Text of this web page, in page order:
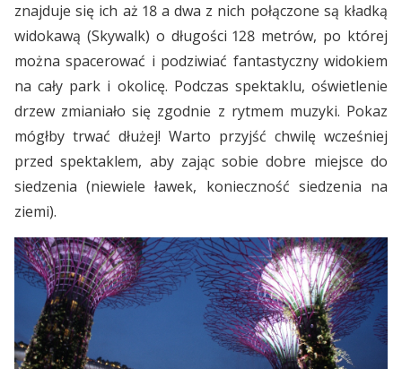
znajduje się ich aż 18 a dwa z nich połączone są kładką
widokawą (Skywalk) o długości 128 metrów, po której
można spacerować i podziwiać fantastyczny widokiem
na cały park i okolicę. Podczas spektaklu, oświetlenie
drzew zmianiało się zgodnie z rytmem muzyki. Pokaz
mógłby trwać dłużej! Warto przyjść chwilę wcześniej
przed spektaklem, aby zając sobie dobre miejsce do
siedzenia (niewiele ławek, konieczność siedzenia na
ziemi).